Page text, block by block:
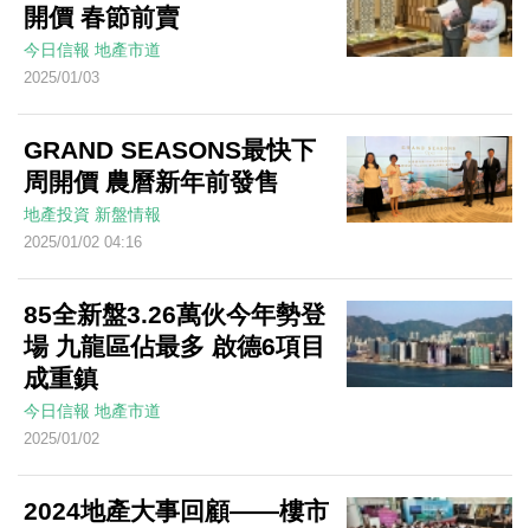
開價 春節前賣
今日信報 地產市道
2025/01/03
GRAND SEASONS最快下
周開價 農曆新年前發售
地產投資 新盤情報
2025/01/02 04:16
85全新盤3.26萬伙今年勢登
場 九龍區佔最多 啟德6項目
成重鎮
今日信報 地產市道
2025/01/02
2024地產大事回顧——樓市